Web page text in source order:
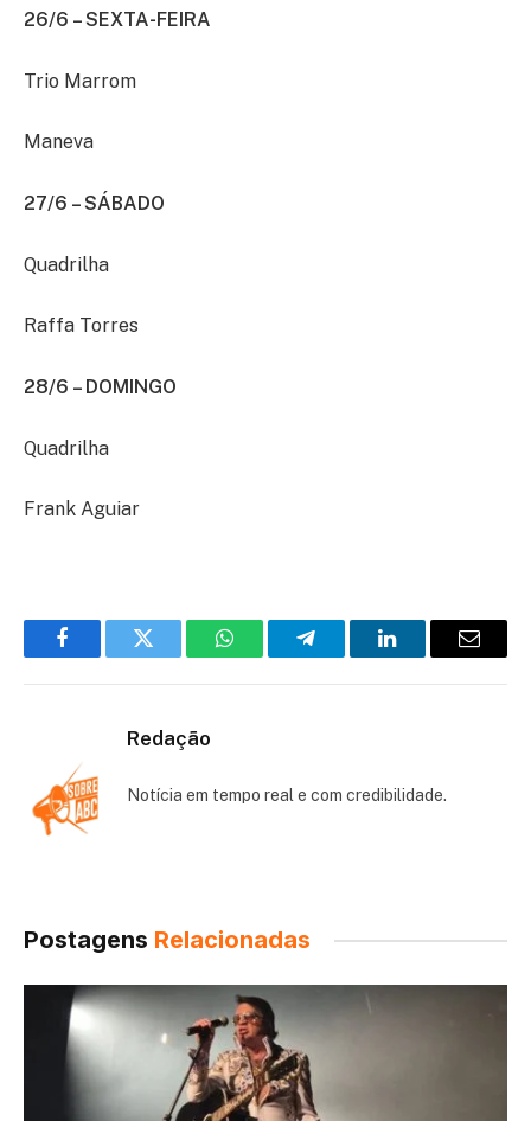
26/6 – SEXTA-FEIRA
Trio Marrom
Maneva
27/6 – SÁBADO
Quadrilha
Raffa Torres
28/6 – DOMINGO
Quadrilha
Frank Aguiar
FacebookTwitter WhatsAppTelegramLinkedInEmail
Redação
Notícia em tempo real e com credibilidade.
Postagens Relacionadas